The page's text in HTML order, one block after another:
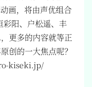
画，将由声优组合
阳、户松遥、丰
更多的内容就等正
创的一大焦点呢？
kiseki.jp/